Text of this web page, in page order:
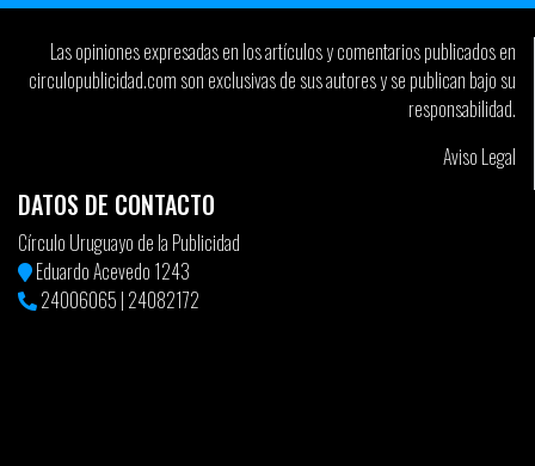
Las opiniones expresadas en los artículos y comentarios publicados en
circulopublicidad.com son exclusivas de sus autores y se publican bajo su
responsabilidad.
Aviso Legal
DATOS DE CONTACTO
Círculo Uruguayo de la Publicidad
Eduardo Acevedo 1243
24006065 | 24082172